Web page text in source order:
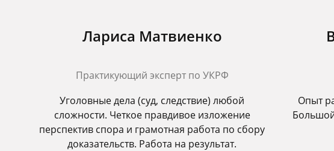
Лариса Матвиенко
Практикующий эксперт по УКРФ
Уголовные дела (суд, следствие) любой
сложности. Четкое правдивое изложение
перспектив спора и грамотная работа по сбору
доказательств. Работа на результат.
Опыт